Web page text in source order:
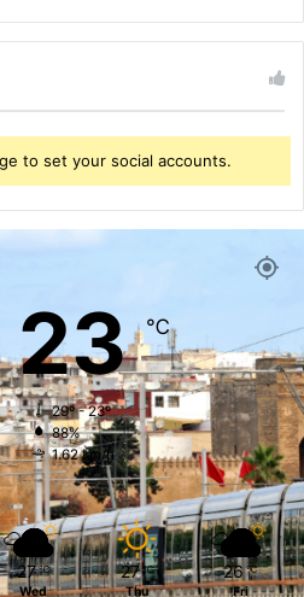
to set your social accounts.
23℃
29º - 23º
88%
1.62 km/h
27 ℃
Wed
27 ℃
Thu
26 ℃
Fri